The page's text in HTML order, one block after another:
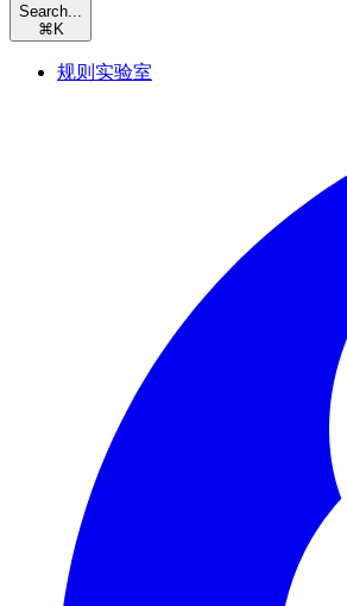
Search...
⌘ K
规则实验室